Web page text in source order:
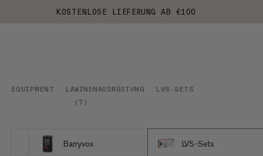
KOSTENLOSE LIEFERUNG AB €100
EQUIPMENT LAWINENAUSRÜSTUNG
LVS-SETS
( 7 )
Barryvox LVS-Sets